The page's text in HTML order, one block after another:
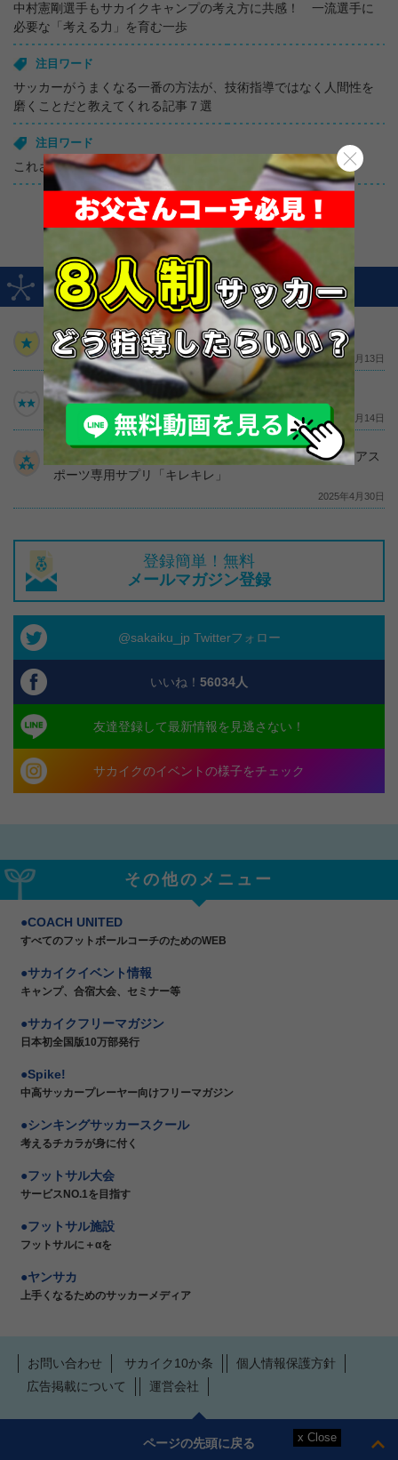
中村憲剛選手もサカイクキャンプの考え方に共感！ 一流選手に
必要な「考える力」を育む一歩
注目ワード
サッカーがうまくなる一番の方法が、技術指導ではなく人間性を
磨くことだと教えてくれる記事７選
注目ワード
これさえ読めば足が速くなる！サカイク記事７選
まとめ記事一覧
サカイクおすすめ
2026年夏サカイクキャンプ【奈良会場】
2026年7月13日
【初速スピードを向上させる】タニラダー講習会
2026年5月14日
お子様の疲れが気になるなら！10歳～15歳のジュニアアス
ポーツ専用サプリ「キレキレ」
2025年4月30日
登録簡単！無料
メールマガジン登録
@sakaiku_jp Twitterフォロー
いいね！ 56034人
友達登録して最新情報を見逃さない！
サカイクのイベントの様子をチェック
その他のメニュー
COACH UNITED
すべてのフットボールコーチのためのWEB
サカイクイベント情報
キャンプ、合宿大会、セミナー等
サカイクフリーマガジン
日本初全国版10万部発行
Spike!
中高サッカープレーヤー向けフリーマガジン
シンキングサッカースクール
考えるチカラが身に付く
フットサル大会
サービスNO.1を目指す
フットサル施設
フットサルに＋αを
ヤンサカ
上手くなるためのサッカーメディア
お問い合わせ サカイク10か条
個人情報保護方針
広告掲載について
運営会社
ページの先頭に戻る